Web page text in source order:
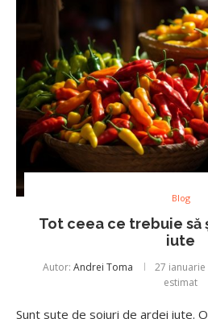
Blog
Tot ceea ce trebuie să
iute
Autor: Andrei Toma 27 ianuarie
estimat
Sunt sute de soiuri de ardei iute.